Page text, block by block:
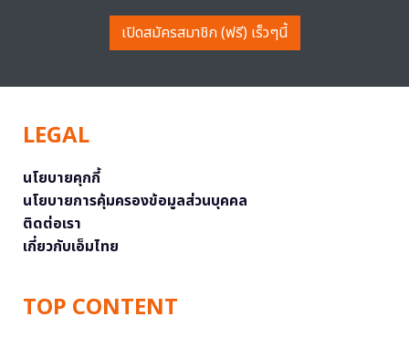
เปิดสมัครสมาชิก (ฟรี) เร็วๆนี้
LEGAL
นโยบายคุกกี้
นโยบายการคุ้มครองข้อมูลส่วนบุคคล
ติดต่อเรา
เกี่ยวกับเอ็มไทย
TOP CONTENT